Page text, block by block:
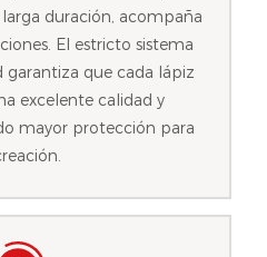
duración, acompaña
El estricto sistema
que cada lápiz
excelente calidad y
mayor protección para